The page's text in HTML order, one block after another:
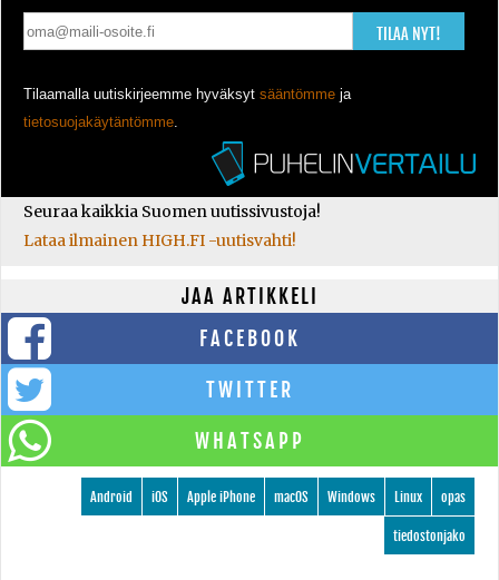
TILAA NYT!
Tilaamalla uutiskirjeemme hyväksyt sääntömme ja
tietosuojakäytäntömme.
Seuraa kaikkia Suomen uutissivustoja!
Lataa ilmainen HIGH.FI -uutisvahti!
JAA ARTIKKELI
FACEBOOK
TWITTER
WHATSAPP
opas
Linux
Windows
macOS
Apple iPhone
iOS
Android
tiedostonjako